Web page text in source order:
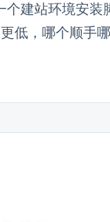
建站环境安
低，哪个顺手